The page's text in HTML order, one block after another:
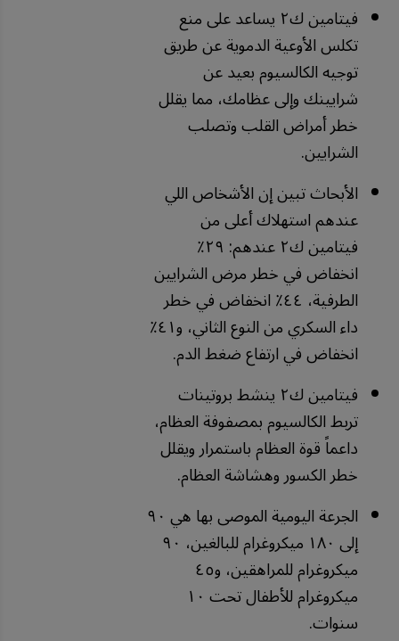
فيتامين ك٢ يساعد على منع
تكلس الأوعية الدموية عن طريق
توجيه الكالسيوم بعيد عن
شرايينك وإلى عظامك، مما يقلل
خطر أمراض القلب وتصلب
الشرايين.
الأبحاث تبين إن الأشخاص اللي
عندهم استهلاك أعلى من
فيتامين ك٢ عندهم: ٢٩٪
انخفاض في خطر مرض الشرايين
الطرفية، ٤٤٪ انخفاض في خطر
داء السكري من النوع الثاني، و٤١٪
انخفاض في ارتفاع ضغط الدم.
فيتامين ك٢ ينشط بروتينات
تربط الكالسيوم بمصفوفة العظام،
داعماً قوة العظام باستمرار ويقلل
خطر الكسور وهشاشة العظام.
الجرعة اليومية الموصى بها هي ٩٠
إلى ١٨٠ ميكروغرام للبالغين، ٩٠
ميكروغرام للمراهقين، و٤٥
ميكروغرام للأطفال تحت ١٠
سنوات.